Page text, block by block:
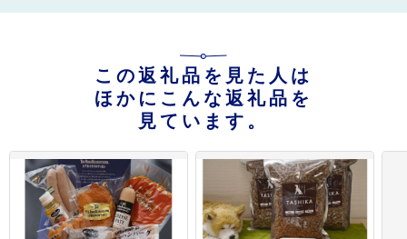
この返礼品を見た人は
ほかにこんな返礼品を
見ています。